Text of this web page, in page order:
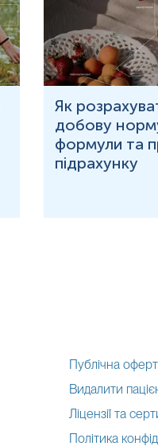
Як
добову
формули та
підрахунку
Публічна
Видалити
Ліцензії та
Політика